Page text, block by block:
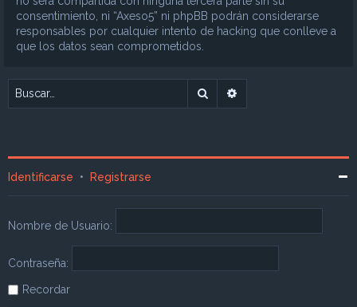
consentimiento, ni “Axeso5” ni phpBB podrán considerarse
responsables por cualquier intento de hacking que conlleve a
que los datos sean comprometidos.
Buscar
Identificarse • Registrarse
Nombre de Usuario:
Contraseña:
Recordar